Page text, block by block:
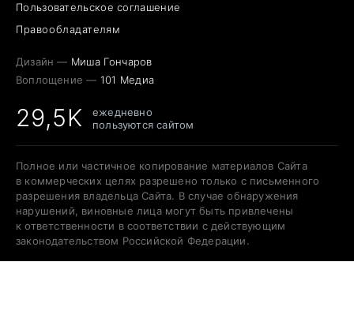
Пользовательское соглашение
Правообладателям
Дизайн — Миша Гончаров
Воплощение — 101 Медиа
29,5K
ежедневно
пользуются сайтом
Полное или частичное копирование материалов Сайта
в коммерческих целях разрешено только с письменного
разрешения владельца Сайта. В случае обнаружения
нарушений, виновные лица могут быть привлечены
к ответственности в соответствии с действующим
законодательством Российской Федерации.